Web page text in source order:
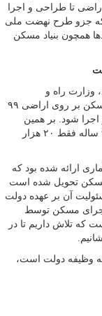
۹۹ ساله از تامین اراضی تا طراحی و اجرا
جزو طرح نهضت ملی
همچون بنیاد مسکن
وزارت راه و
شهرسازی مکلف به ساخت واحدهای نهضت ملی مسکن بر روی اراضی ۹۹
شود. بر همین
اساس نیز در طرح نهضت ملی مسکن در اراضی ۹۹ ساله فقط ۲۰ هزار
ارائه شده بود که
ملی مسکن تحویل شده است
مسئولیت آن بر عهده دولت
مسکن توسط
تلاش داریم تا در
وظیفه دولت است،